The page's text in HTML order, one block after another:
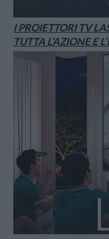
I PROIETTORI TV
TUTTA L’AZIONE E